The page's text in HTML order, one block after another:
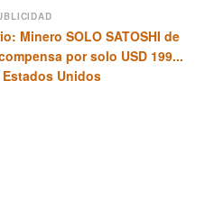
Minero SOLO SATOSHI de
por solo USD 199...
Unidos